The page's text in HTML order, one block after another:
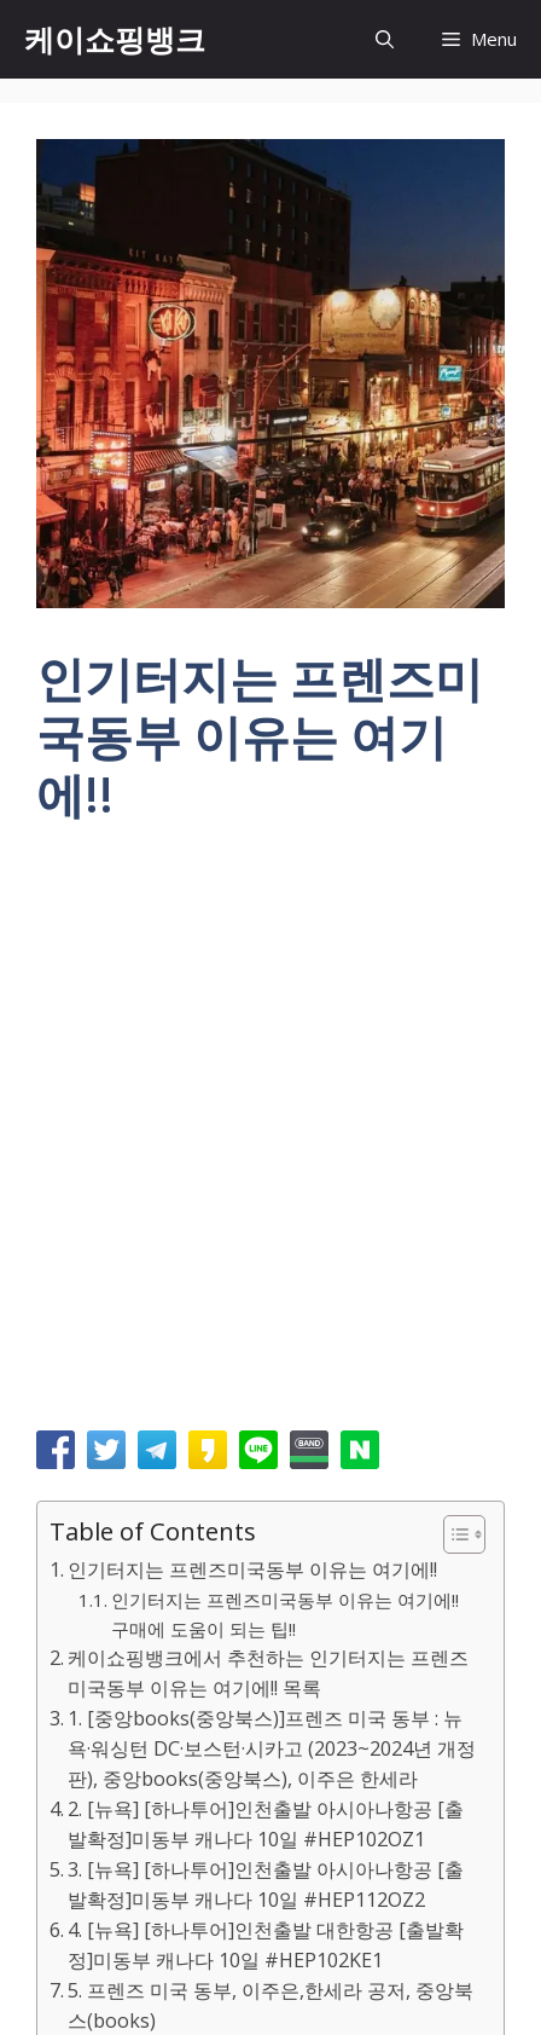
content
케이쇼핑뱅크 Menu
인기터지는 프렌즈미
국동부 이유는 여기
에!!
Table of Contents
인기터지는 프렌즈미국동부 이유는 여기에!!
인기터지는 프렌즈미국동부 이유는 여기에!!
구매에 도움이 되는 팁!!
케이쇼핑뱅크에서 추천하는 인기터지는 프렌즈
미국동부 이유는 여기에!! 목록
1. [중앙books(중앙북스)]프렌즈 미국 동부 : 뉴
욕·워싱턴 DC·보스턴·시카고 (2023~2024년 개정
판), 중앙books(중앙북스), 이주은 한세라
2. [뉴욕] [하나투어]인천출발 아시아나항공 [출
발확정]미동부 캐나다 10일 #HEP102OZ1
3. [뉴욕] [하나투어]인천출발 아시아나항공 [출
발확정]미동부 캐나다 10일 #HEP112OZ2
4. [뉴욕] [하나투어]인천출발 대한항공 [출발확
정]미동부 캐나다 10일 #HEP102KE1
5. 프렌즈 미국 동부, 이주은,한세라 공저, 중앙북
스(books)